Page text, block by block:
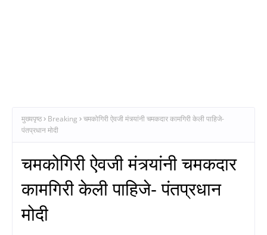
मुख्यपृष्ठ Breaking
चमकोगिरी ऐवजी मंत्र्यांनी चमकदार कामगिरी केली पाहिजे-
पंतप्रधान मोदी
चमकोगिरी ऐवजी मंत्र्यांनी चमकदार
कामगिरी केली पाहिजे- पंतप्रधान
मोदी